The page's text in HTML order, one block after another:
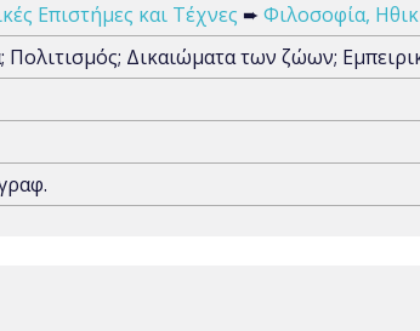
Επιστήμες και Τέχνες ➨ Φιλοσοφία,
Πολιτισμός; Δικαιώματα των ζώων;